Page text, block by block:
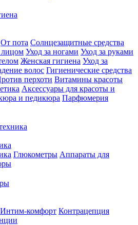
От пота Солнцезащитные средства
лицом Уход за ногами Уход за руками
Женская гигиена Уход за
волос Гигиенические средства
перхоти Витамины красоты
Аксессуары для красоты и
и педикюра Парфюмерия
Глюкометры Аппараты для
Интим-комфорт Контрацепция